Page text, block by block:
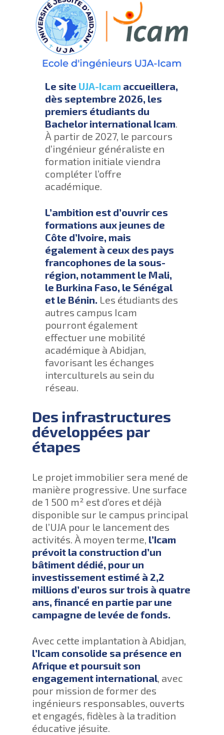
Le site UJA-Icam accueillera,
dès septembre 2026, les
premiers étudiants du
Bachelor international Icam.
À partir de 2027, le parcours
d’ingénieur généraliste en
formation initiale viendra
compléter l’offre
académique.
L’ambition est d’ouvrir ces
formations aux jeunes de
Côte d’Ivoire, mais
également à ceux des pays
francophones de la sous-
région, notamment le Mali,
le Burkina Faso, le Sénégal
et le Bénin. Les étudiants des
autres campus Icam
pourront également
effectuer une mobilité
académique à Abidjan,
favorisant les échanges
interculturels au sein du
réseau.
Des infrastructures
développées par
étapes
Le projet immobilier sera mené de
manière progressive. Une surface
de 1 500 m² est d’ores et déjà
disponible sur le campus principal
de l’UJA pour le lancement des
activités. À moyen terme, l’Icam
prévoit la construction d’un
bâtiment dédié, pour un
investissement estimé à 2,2
millions d’euros sur trois à quatre
ans, financé en partie par une
campagne de levée de fonds.
Avec cette implantation à Abidjan,
l’Icam consolide sa présence en
Afrique et poursuit son
engagement international, avec
pour mission de former des
ingénieurs responsables, ouverts
et engagés, fidèles à la tradition
éducative jésuite.